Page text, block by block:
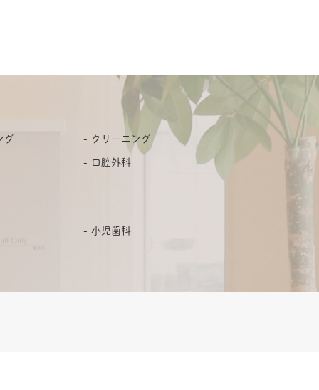
グ クリーニング
口腔外科
小児歯科